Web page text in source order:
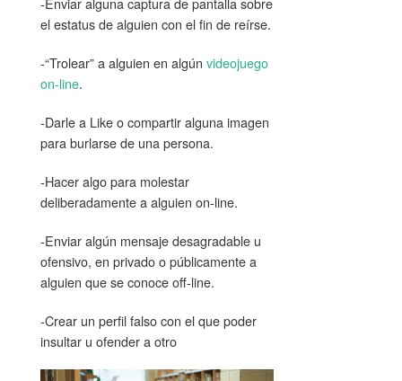
el estatus de alguien con el fin de reírse.
-“Trolear” a alguien en algún videojuego
on-line.
-Darle a Like o compartir alguna imagen
para burlarse de una persona.
-Hacer algo para molestar
deliberadamente a alguien on-line.
-Enviar algún mensaje desagradable u
ofensivo, en privado o públicamente a
alguien que se conoce off-line.
-Crear un perfil falso con el que poder
insultar u ofender a otro